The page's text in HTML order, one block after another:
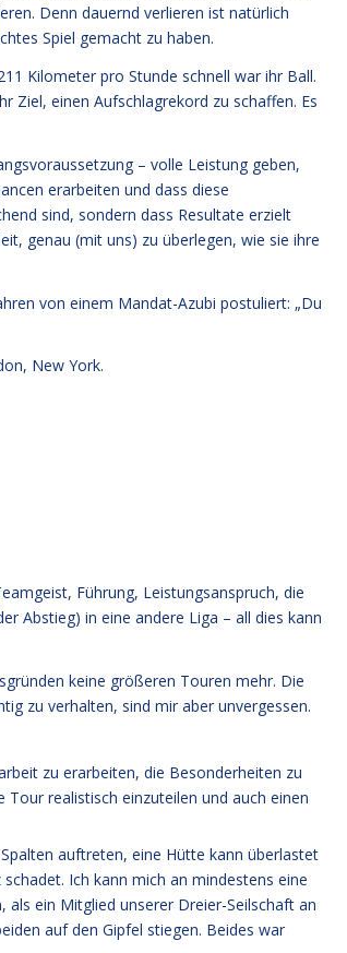
Denn dauernd verlieren ist natürlich
Spiel gemacht zu haben.
Kilometer pro Stunde schnell war ihr Ball.
Ziel, einen Aufschlagrekord zu schaffen. Es
– volle Leistung geben,
erarbeiten und dass diese
sind, sondern dass Resultate erzielt
genau (mit uns) zu überlegen, wie sie ihre
von einem Mandat-Azubi postuliert: „Du
New York.
Führung, Leistungsanspruch, die
Abstieg) in eine andere Liga – all dies kann
keine größeren Touren mehr. Die
zu verhalten, sind mir aber unvergessen.
zu erarbeiten, die Besonderheiten zu
realistisch einzuteilen und auch einen
auftreten, eine Hütte kann überlastet
Ich kann mich an mindestens eine
ein Mitglied unserer Dreier-Seilschaft an
auf den Gipfel stiegen. Beides war